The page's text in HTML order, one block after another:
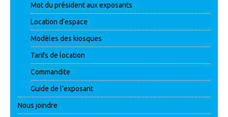
Mot du président aux exposants
Location d’espace
Modèles des kiosques
Tarifs de location
Commandite
Guide de l’exposant
Nous joindre